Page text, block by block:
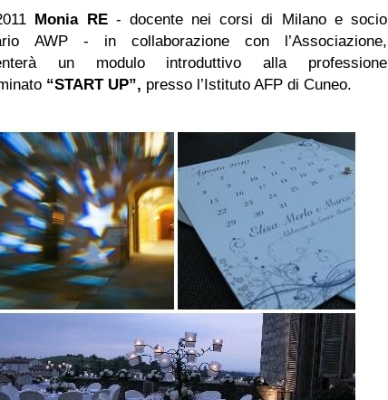
Monia RE- docente nei corsi di Milano e socio
AWP - in collaborazione con l’Associazione,
un modulo introduttivo alla professione
“START UP”, presso l’Istituto AFP di Cuneo.